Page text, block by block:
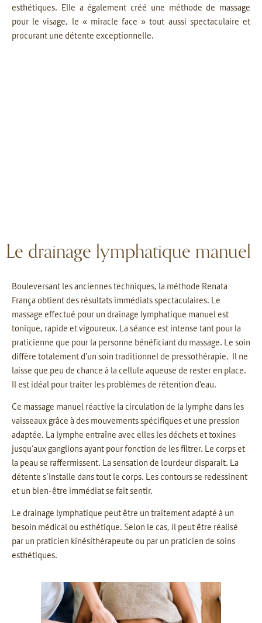
esthétiques. Elle a également créé une méthode de massage
pour le visage, le « miracle face » tout aussi spectaculaire et
procurant une détente exceptionnelle.
Le drainage lymphatique manuel
Bouleversant les anciennes techniques, la méthode Renata
França obtient des résultats immédiats spectaculaires. Le
massage effectué pour un drainage lymphatique manuel est
tonique, rapide et vigoureux. La séance est intense tant pour la
praticienne que pour la personne bénéficiant du massage. Le soin
diffère totalement d’un soin traditionnel de pressothérapie. Il ne
laisse que peu de chance à la cellule aqueuse de rester en place.
Il est idéal pour traiter les problèmes de rétention d’eau.
Ce massage manuel réactive la circulation de la lymphe dans les
vaisseaux grâce à des mouvements spécifiques et une pression
adaptée. La lymphe entraîne avec elles les déchets et toxines
jusqu’aux ganglions ayant pour fonction de les filtrer. Le corps et
la peau se raffermissent. La sensation de lourdeur disparait. La
détente s’installe dans tout le corps. Les contours se redessinent
et un bien-être immédiat se fait sentir.
Le drainage lymphatique peut être un traitement adapté à un
besoin médical ou esthétique. Selon le cas, il peut être réalisé
par un praticien kinésithérapeute ou par un praticien de soins
esthétiques.